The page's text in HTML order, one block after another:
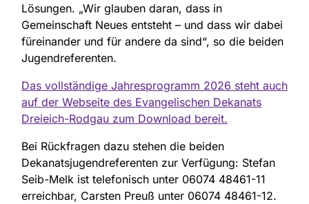
Lösungen. „Wir glauben daran, dass in
Gemeinschaft Neues entsteht – und dass wir dabei
füreinander und für andere da sind“, so die beiden
Jugendreferenten.
Das vollständige Jahresprogramm 2026 steht auch
auf der Webseite des Evangelischen Dekanats
Dreieich-Rodgau zum Download bereit.
Bei Rückfragen dazu stehen die beiden
Dekanatsjugendreferenten zur Verfügung: Stefan
Seib-Melk ist telefonisch unter 06074 48461-11
erreichbar, Carsten Preuß unter 06074 48461-12.